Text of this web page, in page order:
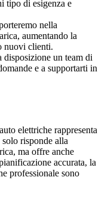
tipo di esigenza e
nella
aumentando la
nuovi clienti.
disposizione un team di
e a supportarti in
elettriche rappresenta
risponde alla
ma offre anche
accurata, la
professionale sono